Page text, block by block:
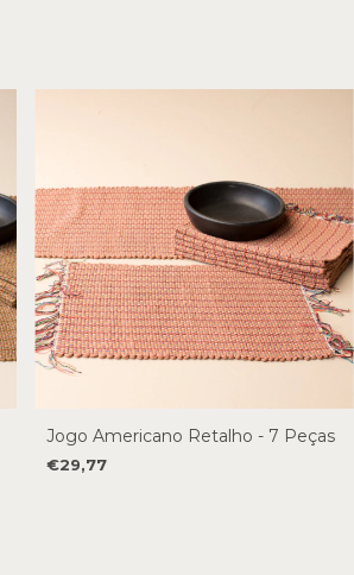
Jogo Americano Retalho - 7 Peças
€29,77